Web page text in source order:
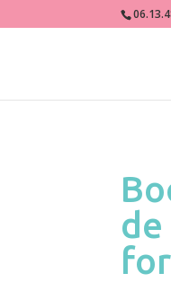
miss karl grant graphiste